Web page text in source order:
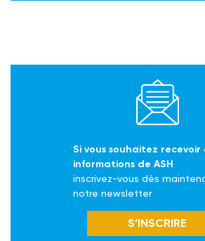
Si vous souhaitez recevoir
informations de ASH
inscrivez-vous dès
notre newsletter
S’INSCRIRE